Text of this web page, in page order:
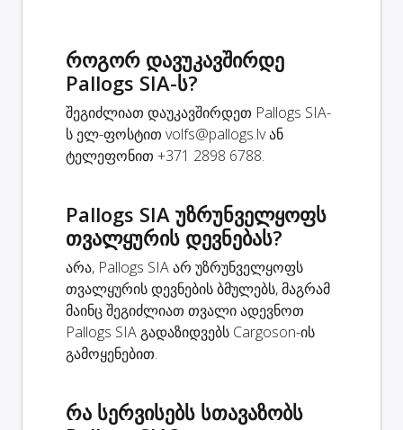
როგორ დავუკავშირდე
Pallogs SIA-ს?
შეგიძლიათ დაუკავშირდეთ Pallogs SIA-
ს ელ-ფოსტით volfs@pallogs.lvან
ტელეფონით +371 2898 6788.
Pallogs SIA უზრუნველყოფს
თვალყურის დევნებას?
არა, Pallogs SIA არ უზრუნველყოფს
თვალყურის დევნების ბმულებს, მაგრამ
მაინც შეგიძლიათ თვალი ადევნოთ
Pallogs SIA გადაზიდვებს Cargoson-ის
გამოყენებით.
რა სერვისებს სთავაზობს